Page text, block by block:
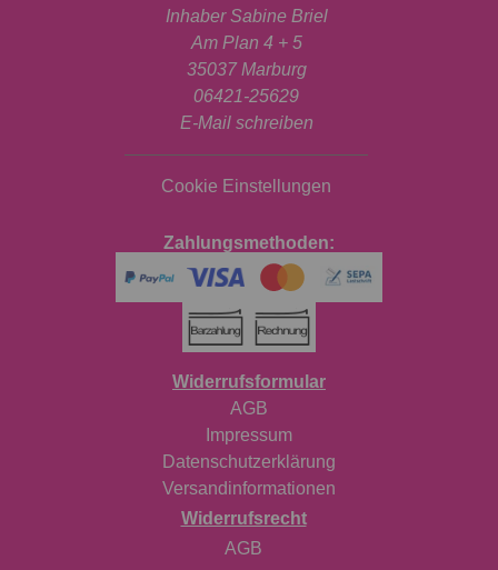
Inhaber Sabine Briel
Am Plan 4 + 5
35037 Marburg
06421-25629
E-Mail schreiben
Cookie Einstellungen
Zahlungsmethoden:
Widerrufsformular
AGB
Impressum
Datenschutzerklärung
Versandinformationen
Widerrufsrecht
AGB